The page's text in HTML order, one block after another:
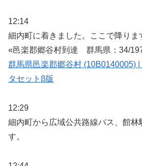
12:14
細内町に着きました。ここで降りま
«邑楽郡郷谷村到達 群馬県：34/
群馬県邑楽郡郷谷村 (10B0140005)
タセットβ版
12:29
細内町から広域公共路線バス、館林
す。